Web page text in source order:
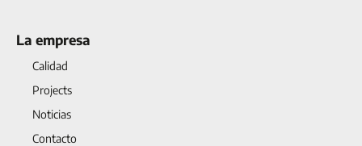
La empresa
Calidad
Projects
Noticias
Contacto